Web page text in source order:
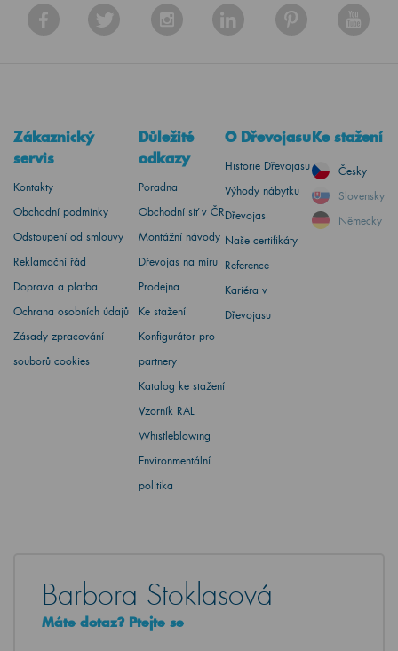
Zákaznický
servis
Kontakty
Obchodní podmínky
Odstoupení od smlouvy
Reklamační řád
Doprava a platba
Ochrana osobních údajů
Zásady zpracování
souborů cookies
Důležité
odkazy
Poradna
Obchodní síť v ČR
Montážní návody
Dřevojas na míru
Prodejna
Ke stažení
Konfigurátor pro
partnery
Katalog ke stažení
Vzorník RAL
Whistleblowing
Environmentální
politika
O Dřevojasu
Historie Dřevojasu
Výhody nábytku
Dřevojas
Naše certifikáty
Reference
Kariéra v
Dřevojasu
Ke stažení
Česky
Slovensky
Německy
Barbora Stoklasová
Máte dotaz? Ptejte se